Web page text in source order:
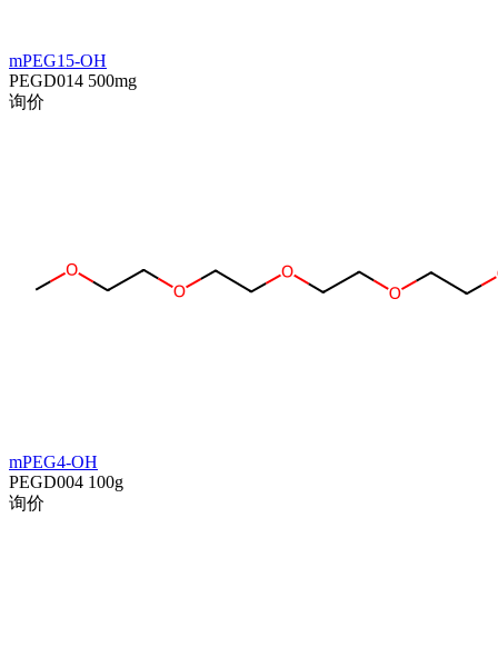
mPEG15-OH
PEGD014 500mg
询价
mPEG4-OH
PEGD004 100g
询价